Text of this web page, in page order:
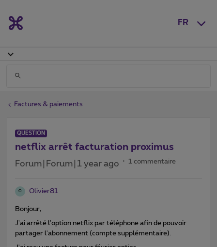
FR
Factures & paiements
QUESTION
netflix arrêt facturation proximus
Forum|Forum|1 year ago 1 commentaire
O Olivier81
Bonjour,
J'ai arrêté l'option netflix par téléphone afin de pouvoir
partager l'abonnement (compte supplémentaire).